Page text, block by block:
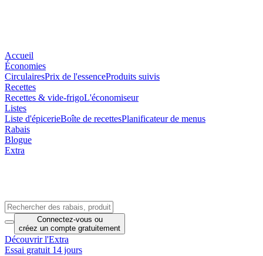
Accueil
Économies
CirculairesPrix de l'essenceProduits suivis
Recettes
Recettes & vide-frigoL'économiseur
Listes
Liste d'épicerieBoîte de recettesPlanificateur de menus
Rabais
Blogue
Extra
Connectez-vous ou
créez un compte gratuitement
Découvrir l'Extra
Essai gratuit 14 jours